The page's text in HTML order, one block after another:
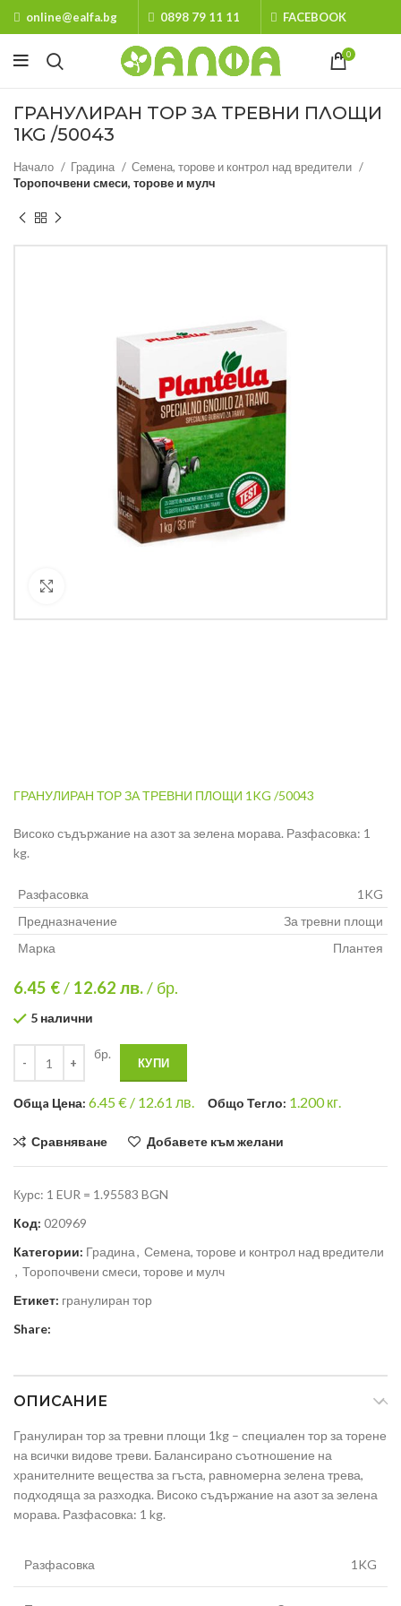
online@ealfa.bg 0898 79 11 11 FACEBOOK
0
ГРАНУЛИРАН ТОР ЗА ТРЕВНИ ПЛОЩИ
1KG /50043
Начало Градина
Семена, торове и контрол над вредители
Торопочвени смеси, торове и мулч
ГРАНУЛИРАН ТОР ЗА ТРЕВНИ ПЛОЩИ 1KG /50043
Високо съдържание на азот за зелена морава. Разфасовка: 1
kg.
Разфасовка
1KG
Предназначение
За тревни площи
Марка
Плантея
6.45 €/ 12.62 лв./ бр.
5 налични
бр.
КУПИ
Общa Цена: 6.45€ / 12.61 лв. Общо Тегло: 1.200кг.
Сравняване Добавете към желани
Курс: 1 EUR = 1.95583 BGN
Код: 020969
Категории: Градина, Семена, торове и контрол над вредители
, Торопочвени смеси, торове и мулч
Етикет: гранулиран тор
Share:
ОПИСАНИЕ
Гранулиран тор за тревни площи 1kg – специален тор за торене
на всички видове треви. Балансирано съотношение на
хранителните вещества за гъста, равномерна зелена трева,
подходяща за разходка. Високо съдържание на азот за зелена
морава. Разфасовка: 1 kg.
Разфасовка 1KG